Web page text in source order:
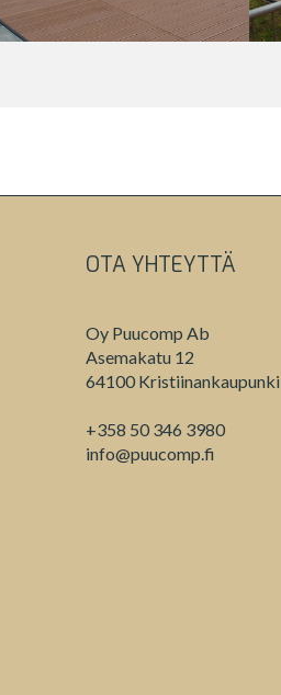
OTA YHTEYTTÄ
Oy Puucomp Ab
Asemakatu 12
64100 Kristiinankaupunki
+358 50 346 3980
info@puucomp.fi